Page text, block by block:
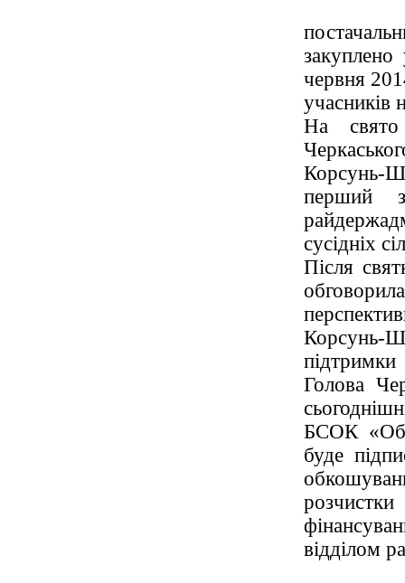
червня
учасників
На свято
Корсунь-
перший
сусідніх
Після
Корсунь-
Голова
БСОК
буде
відділом